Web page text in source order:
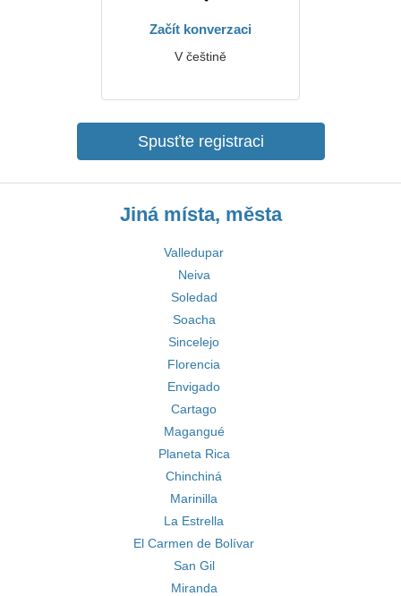
Začít konverzaci
V češtině
Spusťte registraci
Jiná místa, města
Valledupar
Neiva
Soledad
Soacha
Sincelejo
Florencia
Envigado
Cartago
Magangué
Planeta Rica
Chinchiná
Marinilla
La Estrella
El Carmen de Bolívar
San Gil
Miranda